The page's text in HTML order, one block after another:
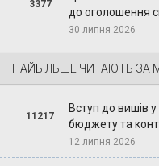
3377
до оголошення
30 липня 2026
НАЙБІЛЬШЕ ЧИТАЮТЬ ЗА
11217
Вступ до вишів
бюджету та
12 липня 2026